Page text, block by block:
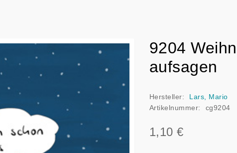
9204
aufsagen
Hersteller:
Lars, Mario
Artikelnummer:
cg9204
1,10 €